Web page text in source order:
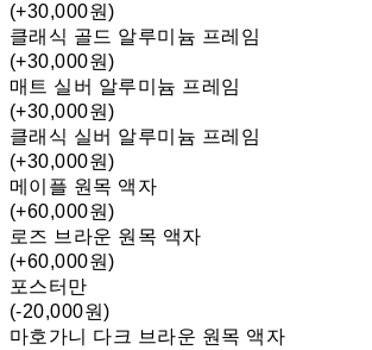
(+30,000원)
클래식 골드 알루미늄 프레임
(+30,000원)
매트 실버 알루미늄 프레임
(+30,000원)
클래식 실버 알루미늄 프레임
(+30,000원)
메이플 원목 액자
(+60,000원)
로즈 브라운 원목 액자
(+60,000원)
포스터만
(-20,000원)
마호가니 다크 브라운 원목 액자